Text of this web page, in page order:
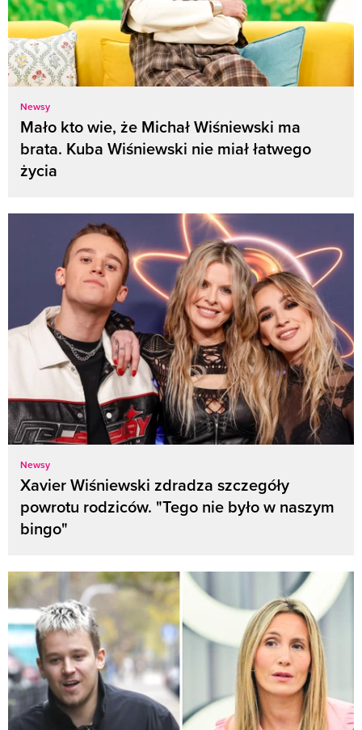
Newsy
Mało kto wie, że Michał Wiśniewski ma
brata. Kuba Wiśniewski nie miał łatwego
życia
Newsy
Xavier Wiśniewski zdradza szczegóły
powrotu rodziców. "Tego nie było w naszym
bingo"